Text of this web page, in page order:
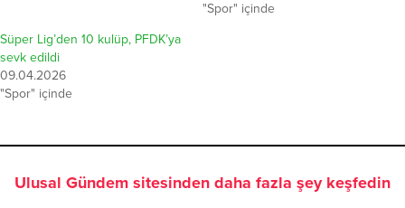
"Spor" içinde
Süper Lig’den 10 kulüp, PFDK’ya
sevk edildi
09.04.2026
"Spor" içinde
Ulusal Gündem sitesinden daha fazla şey keşfedin